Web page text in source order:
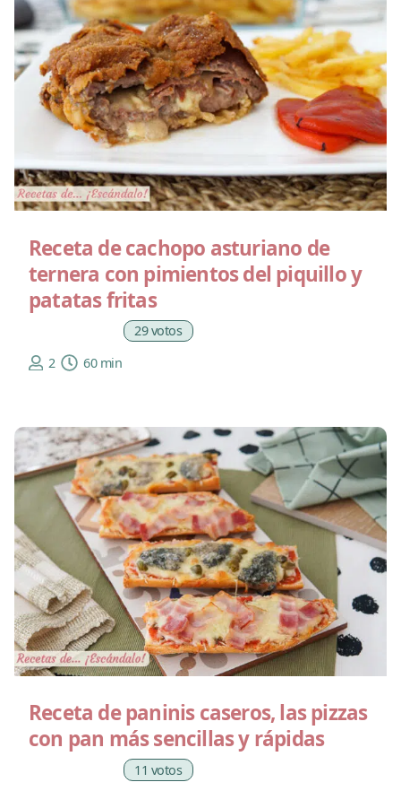
Receta de cachopo asturiano de
ternera con pimientos del piquillo y
patatas fritas
29 votos
2
60 min
Receta de paninis caseros, las pizzas
con pan más sencillas y rápidas
11 votos